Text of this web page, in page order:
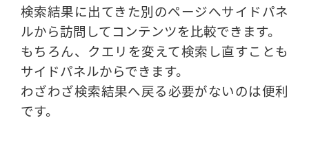
検索結果に出てきた別のページへサイドパネ
ルから訪問してコンテンツを比較できます。
もちろん、クエリを変えて検索し直すことも
サイドパネルからできます。
わざわざ検索結果へ戻る必要がないのは便利
です。